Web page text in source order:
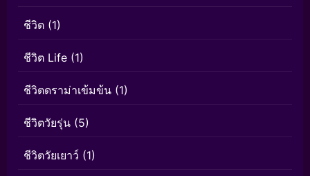
ชีวิต (1)
ชีวิต Life (1)
ชีวิตดราม่าเข้มข้น (1)
ชีวิตวัยรุ่น (5)
ชีวิตวัยเยาว์ (1)